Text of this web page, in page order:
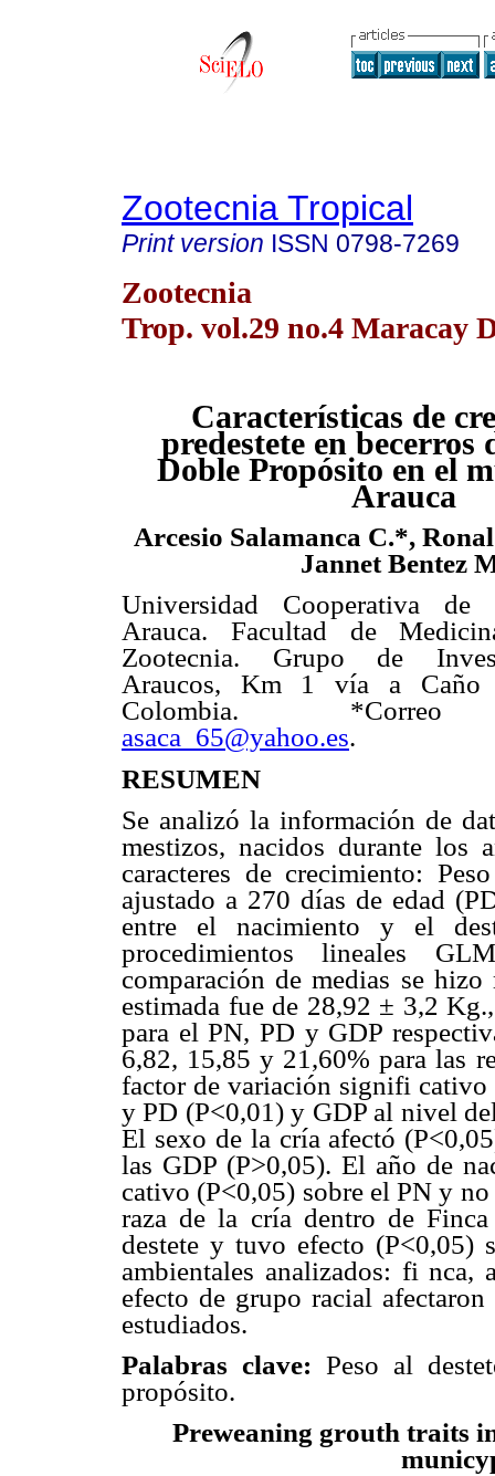
Zootecnia Tropical
Print version ISSN 0798-7269
Zootecnia
Trop. vol.29 no.4 Maracay
Características de
predestete en becerros
Doble Propósito en el
Arauca
Arcesio Salamanca C.*,
Jannet Bentez
Universidad Cooperativa de
Arauca. Facultad de
Zootecnia. Grupo de
Araucos, Km 1 vía a Caño
Colombia. *Correo
asaca_65@yahoo.es.
RESUMEN
Se analizó la información de
mestizos, nacidos durante los
caracteres de crecimiento:
ajustado a 270 días de edad
entre el nacimiento y el
procedimientos lineales
comparación de medias se
estimada fue de 28,92 ± 3,2
para el PN, PD y GDP
6,82, 15,85 y 21,60% para las
factor de variación signifi cativo
y PD (P<0,01) y GDP al nivel
El sexo de la cría afectó
las GDP (P>0,05). El año de
cativo (P<0,05) sobre el PN y
raza de la cría dentro de
destete y tuvo efecto (P<0,05)
ambientales analizados: fi
efecto de grupo racial
estudiados.
Palabras clave: Peso al
propósito.
Preweaning grouth traits